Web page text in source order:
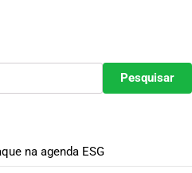
Pesquisar
na agenda ESG